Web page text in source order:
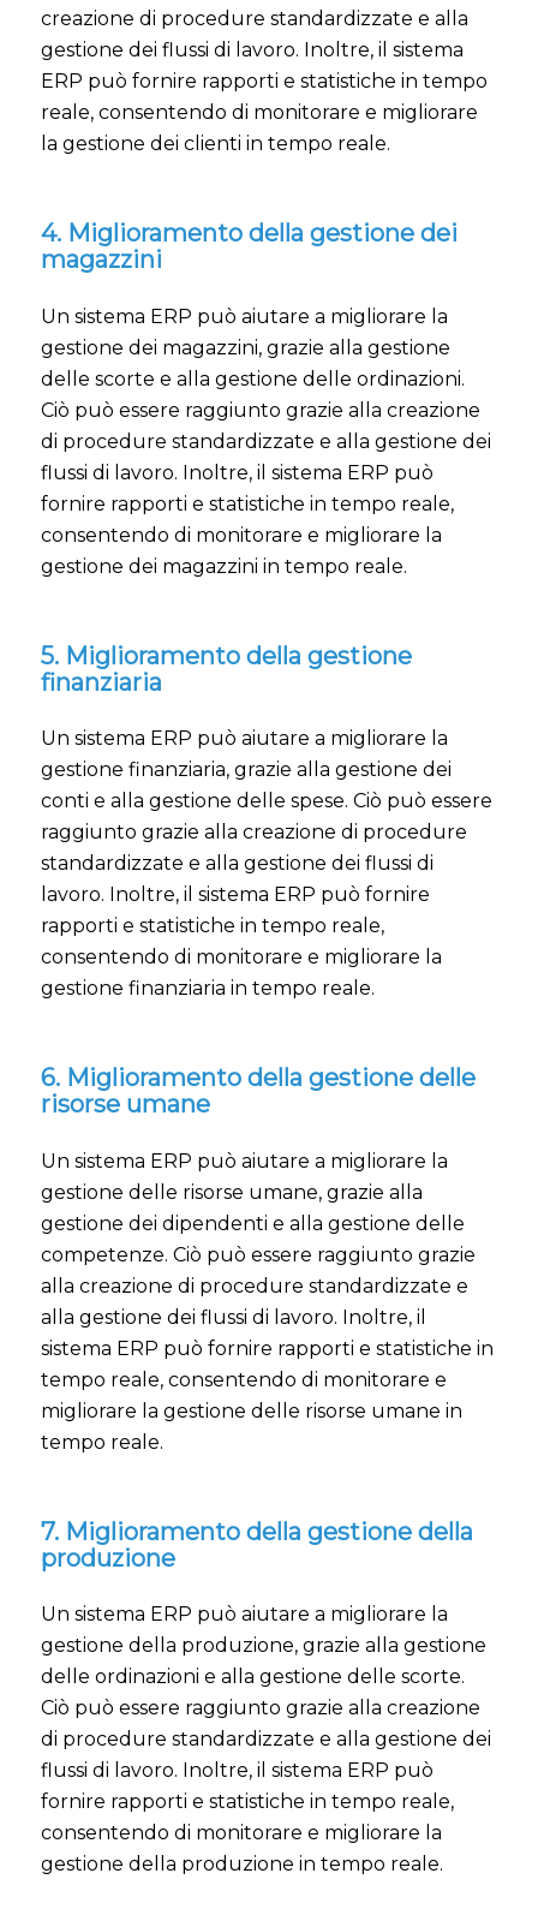
creazione di procedure standardizzate e alla
gestione dei flussi di lavoro. Inoltre, il sistema
ERP può fornire rapporti e statistiche in tempo
reale, consentendo di monitorare e migliorare
la gestione dei clienti in tempo reale.
4. Miglioramento della gestione dei
magazzini
Un sistema ERP può aiutare a migliorare la
gestione dei magazzini, grazie alla gestione
delle scorte e alla gestione delle ordinazioni.
Ciò può essere raggiunto grazie alla creazione
di procedure standardizzate e alla gestione dei
flussi di lavoro. Inoltre, il sistema ERP può
fornire rapporti e statistiche in tempo reale,
consentendo di monitorare e migliorare la
gestione dei magazzini in tempo reale.
5. Miglioramento della gestione
finanziaria
Un sistema ERP può aiutare a migliorare la
gestione finanziaria, grazie alla gestione dei
conti e alla gestione delle spese. Ciò può essere
raggiunto grazie alla creazione di procedure
standardizzate e alla gestione dei flussi di
lavoro. Inoltre, il sistema ERP può fornire
rapporti e statistiche in tempo reale,
consentendo di monitorare e migliorare la
gestione finanziaria in tempo reale.
6. Miglioramento della gestione delle
risorse umane
Un sistema ERP può aiutare a migliorare la
gestione delle risorse umane, grazie alla
gestione dei dipendenti e alla gestione delle
competenze. Ciò può essere raggiunto grazie
alla creazione di procedure standardizzate e
alla gestione dei flussi di lavoro. Inoltre, il
sistema ERP può fornire rapporti e statistiche in
tempo reale, consentendo di monitorare e
migliorare la gestione delle risorse umane in
tempo reale.
7. Miglioramento della gestione della
produzione
Un sistema ERP può aiutare a migliorare la
gestione della produzione, grazie alla gestione
delle ordinazioni e alla gestione delle scorte.
Ciò può essere raggiunto grazie alla creazione
di procedure standardizzate e alla gestione dei
flussi di lavoro. Inoltre, il sistema ERP può
fornire rapporti e statistiche in tempo reale,
consentendo di monitorare e migliorare la
gestione della produzione in tempo reale.